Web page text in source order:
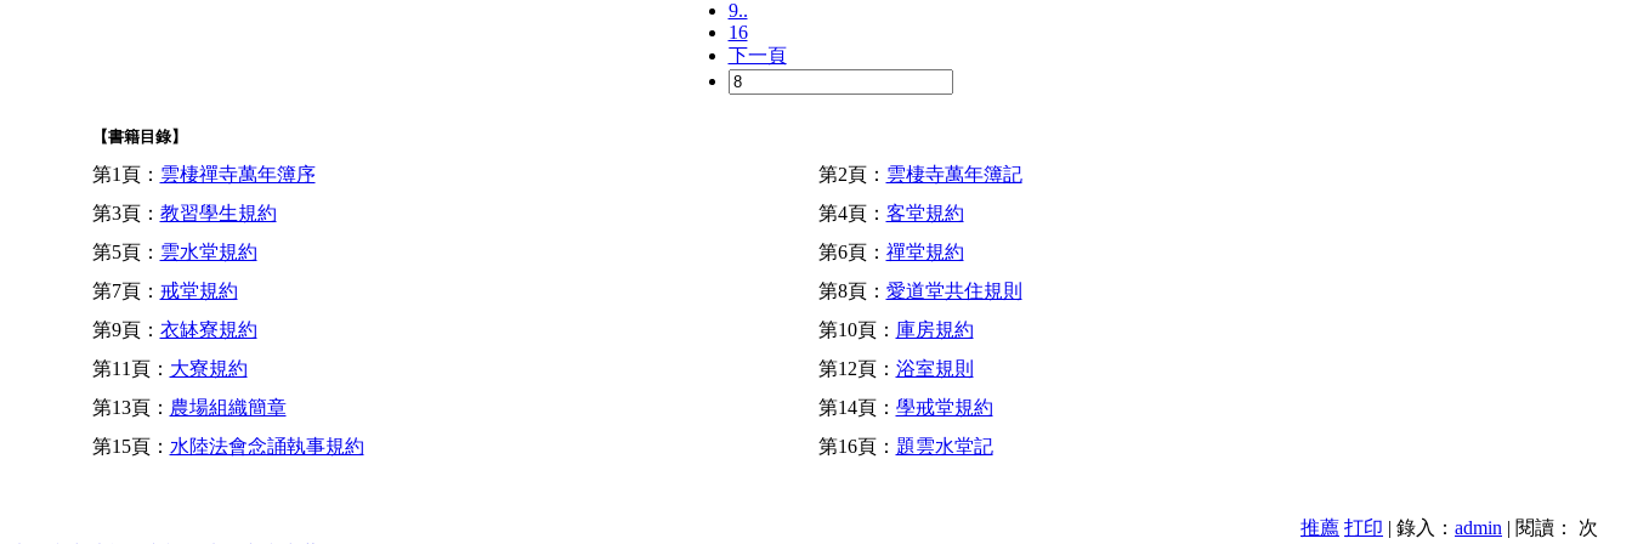
9..
16
下一頁
【書籍目錄】
第1頁： 雲棲禪寺萬年簿序 第2頁： 雲棲寺萬年簿記
第3頁： 教習學生規約 第4頁： 客堂規約
第5頁： 雲水堂規約 第6頁： 禪堂規約
第7頁： 戒堂規約 第8頁： 愛道堂共住規則
第9頁： 衣缽寮規約 第10頁： 庫房規約
第11頁： 大寮規約 第12頁： 浴室規則
第13頁： 農場組織簡章 第14頁： 學戒堂規約
第15頁： 水陸法會念誦執事規約 第16頁： 題雲水堂記
推薦 打印 | 錄入： admin | 閱讀：
次